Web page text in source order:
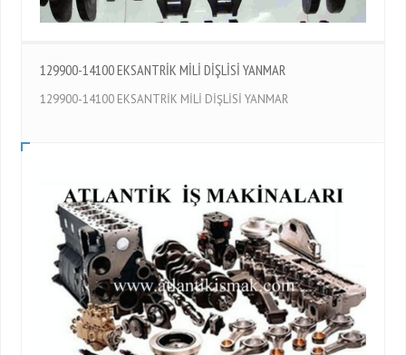
129900-14100 EKSANTRİK MİLİ DİŞLİSİ YANMAR
129900-14100 EKSANTRİK MİLİ DİŞLİSİ YANMAR